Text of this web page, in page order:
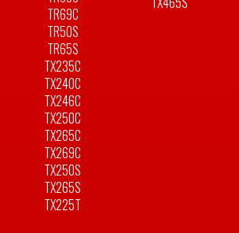
TR69C
TR50S
TR65S
TX235C
TX240C
TX246C
TX250C
TX265C
TX269C
TX250S
TX265S
TX225T